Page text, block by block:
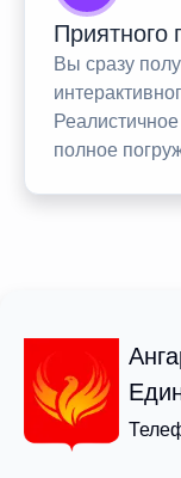
Приятного
Вы сразу
полное